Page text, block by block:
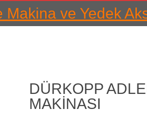
Makina ve Yedek
DÜRKOPP
MAKİNASI